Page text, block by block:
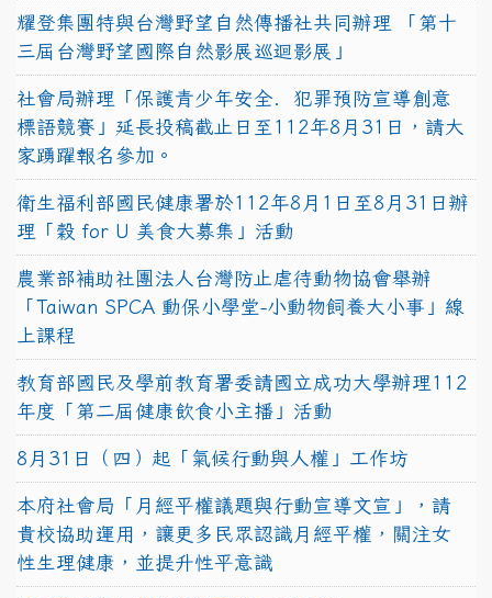
耀登集團特與台灣野望自然傳播社共同辦理 「第十
三屆台灣野望國際自然影展巡迴影展」
社會局辦理「保護青少年安全．犯罪預防宣導創意
標語競賽」延長投稿截止日至112年8月31日，請大
家踴躍報名參加。
衛生福利部國民健康署於112年8月1日至8月31日辦
理「穀 for U 美食大募集」活動
農業部補助社團法人台灣防止虐待動物協會舉辦
「Taiwan SPCA 動保小學堂-小動物飼養大小事」線
上課程
教育部國民及學前教育署委請國立成功大學辦理112
年度「第二屆健康飲食小主播」活動
8月31日（四）起「氣候行動與人權」工作坊
本府社會局「月經平權議題與行動宣導文宣」，請
貴校協助運用，讓更多民眾認識月經平權，關注女
性生理健康，並提升性平意識